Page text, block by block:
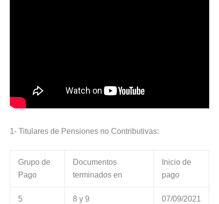
1- Titulares de Pensiones no Contributivas:
Grupo de
Pago
Documentos
terminados en
Inicio de
pago
5 8 y 9 07/09/2021